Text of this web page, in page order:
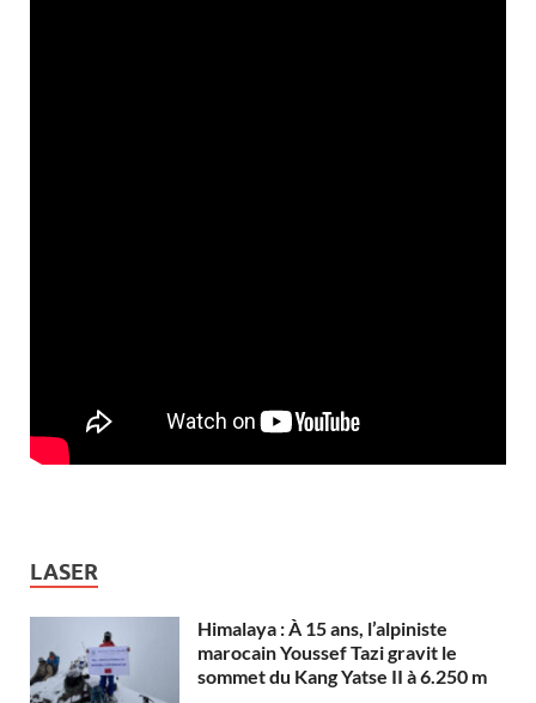
LASER
Himalaya : À 15 ans, l’alpiniste
marocain Youssef Tazi gravit le
sommet du Kang Yatse II à 6.250 m